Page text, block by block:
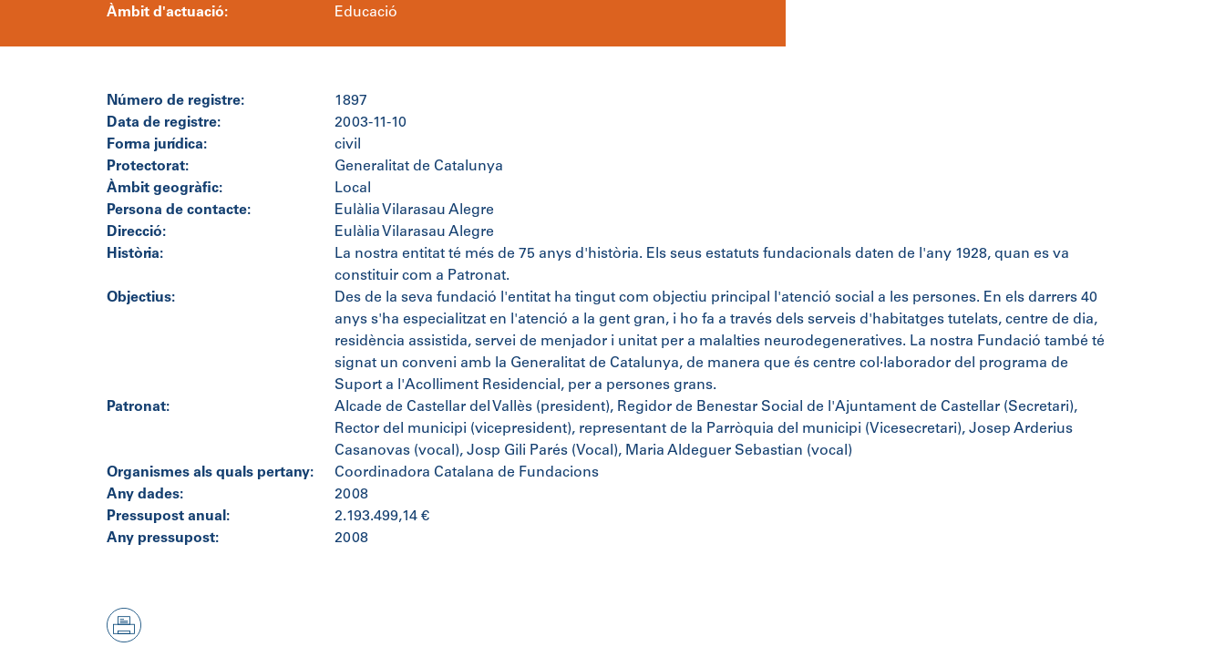
Àmbit d'actuació:
Educació
Número de registre:
1897
Data de registre:
2003-11-10
Forma jurídica:
civil
Protectorat:
Generalitat de Catalunya
Àmbit geogràfic:
Local
Persona de contacte:
Eulàlia Vilarasau Alegre
Direcció:
Eulàlia Vilarasau Alegre
Història:
La nostra entitat té més de 75 anys d'història. Els seus estatuts fundacionals daten de l'any 1928, quan es va
constituir com a Patronat.
Objectius:
Des de la seva fundació l'entitat ha tingut com objectiu principal l'atenció social a les persones. En els darrers 40
anys s'ha especialitzat en l'atenció a la gent gran, i ho fa a través dels serveis d'habitatges tutelats, centre de dia,
residència assistida, servei de menjador i unitat per a malalties neurodegeneratives. La nostra Fundació també té
signat un conveni amb la Generalitat de Catalunya, de manera que és centre col·laborador del programa de
Suport a l'Acolliment Residencial, per a persones grans.
Patronat:
Alcade de Castellar del Vallès (president), Regidor de Benestar Social de l'Ajuntament de Castellar (Secretari),
Rector del municipi (vicepresident), representant de la Parròquia del municipi (Vicesecretari), Josep Arderius
Casanovas (vocal), Josp Gili Parés (Vocal), Maria Aldeguer Sebastian (vocal)
Organismes als quals pertany:
Coordinadora Catalana de Fundacions
Any dades:
2008
Pressupost anual:
2.193.499,14 €
Any pressupost:
2008